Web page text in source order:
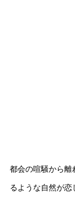
都会の喧騒から離
るような自然が